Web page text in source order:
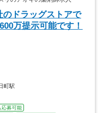
のドラッグストアで
万提示可能です！
町駅
応募可能